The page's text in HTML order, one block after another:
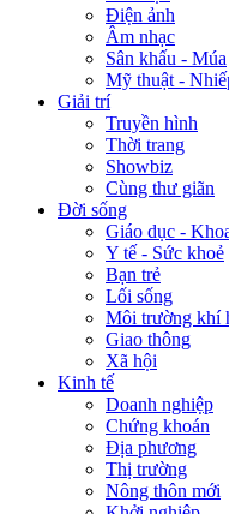
Điện ảnh
Âm nhạc
Sân khấu - Múa
Mỹ thuật -
Giải trí
Truyền hình
Thời trang
Showbiz
Cùng thư giãn
Đời sống
Giáo dục -
Y tế - Sức khoẻ
Bạn trẻ
Lối sống
Môi trường khí
Giao thông
Xã hội
Kinh tế
Doanh nghiệp
Chứng khoán
Địa phương
Thị trường
Nông thôn mới